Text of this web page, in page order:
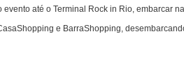
até o Terminal Rock in Rio, embarcar
e BarraShopping,